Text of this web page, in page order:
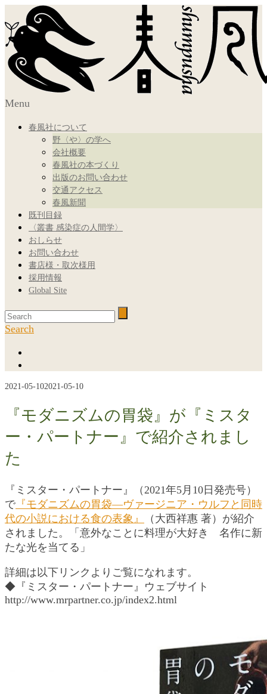
Menu
春風社について
野〈や〉の学へ
会社概要
春風社の本づくり
出版のお問い合わせ
交通アクセス
春風新聞
既刊目録
〈叢書 感染症の人間学〉
おしらせ
お問い合わせ
書店様・取次様用
採用情報
Global Site
Search
2021-05-102021-05-10
『モダニズムの胃袋』が『ミスタ
ー・パートナー』で紹介されまし
た
『ミスター・パートナー』（2021年5月10日発売号）
で『モダニズムの胃袋―ヴァージニア・ウルフと同時
代の小説における食の表象』
（大西祥惠 著）が紹介
されました。「意外なことに料理が大好き 名作に新
たな光を当てる」
詳細は以下リンクよりご覧になれます。
◆『ミスター・パートナー』ウェブサイト
http://www.mrpartner.co.jp/index2.html